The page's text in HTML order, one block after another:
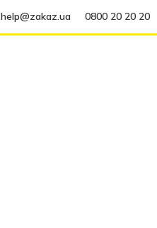
help@zakaz.ua 0800 20 20 20